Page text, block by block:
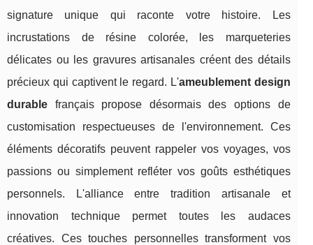
signature unique qui raconte votre histoire. Les
incrustations de résine colorée, les marqueteries
délicates ou les gravures artisanales créent des détails
précieux qui captivent le regard. L'ameublement design
durable français propose désormais des options de
customisation respectueuses de l'environnement. Ces
éléments décoratifs peuvent rappeler vos voyages, vos
passions ou simplement refléter vos goûts esthétiques
personnels. L'alliance entre tradition artisanale et
innovation technique permet toutes les audaces
créatives. Ces touches personnelles transforment vos